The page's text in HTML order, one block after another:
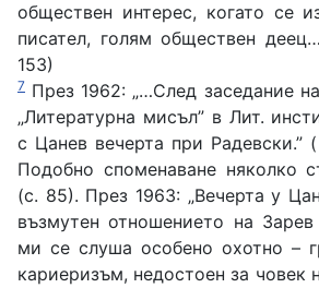
обществен интерес, когато се
писател, голям обществен
153)
7 През 1962: „…След заседание
„Литературна мисъл” в Лит.
с Цанев вечерта при
Подобно споменаване няколко
(с. 85). През 1963: „Вечерта у
възмутен отношението на
ми се слуша особено охотно –
кариеризъм, недостоен за човек